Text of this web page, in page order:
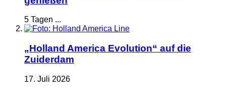
5 Tagen ...
„Holland America Evolution“ auf die
Zuiderdam
17. Juli 2026